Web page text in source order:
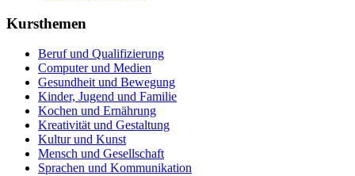
Kursthemen
Beruf und Qualifizierung
Computer und Medien
Gesundheit und Bewegung
Kinder, Jugend und Familie
Kochen und Ernährung
Kreativität und Gestaltung
Kultur und Kunst
Mensch und Gesellschaft
Sprachen und Kommunikation